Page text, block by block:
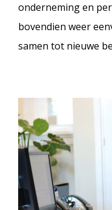
onderneming en
bovendien weer
samen tot nieuwe